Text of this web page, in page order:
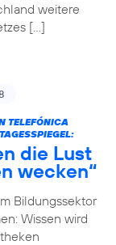
weitere
[…]
TELEFÓNICA
die Lust
wecken“
Bildungssektor
Wissen wird